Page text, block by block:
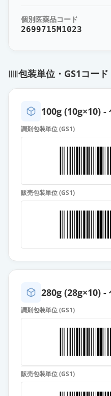
個別医薬品コード
2699715M1023
包装単位・GS1コード
100g (10g×10) -
調剤包装単位 (GS1)
販売包装単位 (GS1)
280g (28g×10) -
調剤包装単位 (GS1)
販売包装単位 (GS1)